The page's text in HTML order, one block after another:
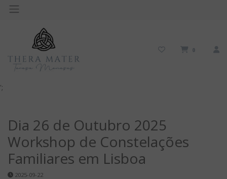
';
0
Dia 26 de Outubro 2025
Workshop de Constelações
Familiares em Lisboa
2025-09-22